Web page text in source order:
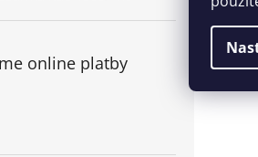
online platby